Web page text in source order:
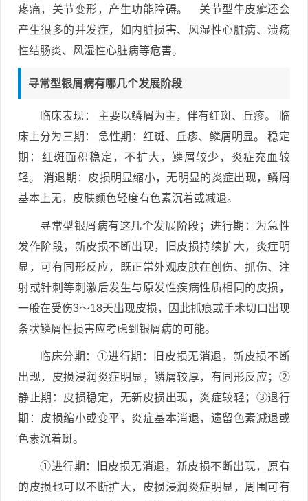
疼痛，关节变形，产生功能障碍。 关节型牛皮癣还会
产生很多的并发症，如内脏损害、风湿性心脏病、溃疡
性结肠炎、风湿性心脏病等危害。
寻常型银屑病有哪几个发展阶段
临床表现： 主要以鳞屑为主，伴有红斑、丘疹。 临
床上分为三期： 急性期：红斑、丘疹、鳞屑明显。 稳定
期：红斑面积稳定，不扩大，鳞屑较少，炎症充血较
轻。 消退期：皮损明显缩小，无明显的炎症出现，鳞屑
基本上无，皮肤颜色轻度有色素沉着或减退。
寻常型银屑病有这几个发展阶段；进行期：为急性
发作阶段，新皮损不断出现，旧皮损持续扩大，炎症明
显，可有同形反应，既正常外观皮肤在创伤、抓伤、注
射或针刺等刺激后发生与原发性疾病性质相同的皮损，
一般在受伤3～18天出现皮损，因此抓痕或手术切口出现
条状鳞屑性损害应考虑到银屑病的可能。
临床分期：①进行期：旧皮损无消退，新皮损不断
出现，皮损浸润炎症明显，鳞屑较厚，有同形反应；②
静止期：皮损稳定，无新皮损出现，炎症较轻；③退行
期：皮损缩小或变平，炎症基本消退，遗留色素减退或
色素沉着斑。
①进行期：旧皮损无消退，新皮损不断出现，原有
的皮损也可以不断扩大，皮损浸润炎症明显，周围可有